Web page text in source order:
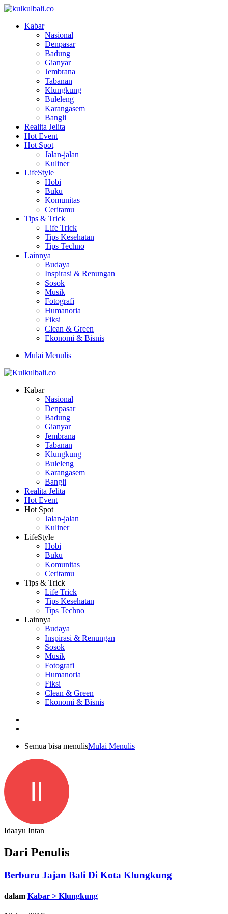
Kabar
Nasional
Denpasar
Badung
Gianyar
Jembrana
Tabanan
Klungkung
Buleleng
Karangasem
Bangli
Realita Jelita
Hot Event
Hot Spot
Jalan-jalan
Kuliner
LifeStyle
Hobi
Buku
Komunitas
Ceritamu
Tips & Trick
Life Trick
Tips Kesehatan
Tips Techno
Lainnya
Budaya
Inspirasi & Renungan
Sosok
Musik
Fotografi
Humanoria
Fiksi
Clean & Green
Ekonomi & Bisnis
Mulai Menulis
Kabar
Nasional
Denpasar
Badung
Gianyar
Jembrana
Tabanan
Klungkung
Buleleng
Karangasem
Bangli
Realita Jelita
Hot Event
Hot Spot
Jalan-jalan
Kuliner
LifeStyle
Hobi
Buku
Komunitas
Ceritamu
Tips & Trick
Life Trick
Tips Kesehatan
Tips Techno
Lainnya
Budaya
Inspirasi & Renungan
Sosok
Musik
Fotografi
Humanoria
Fiksi
Clean & Green
Ekonomi & Bisnis
Semua bisa menulisMulai Menulis
II
Idaayu Intan
Dari Penulis
Berburu Jajan Bali Di Kota Klungkung
dalam Kabar > Klungkung